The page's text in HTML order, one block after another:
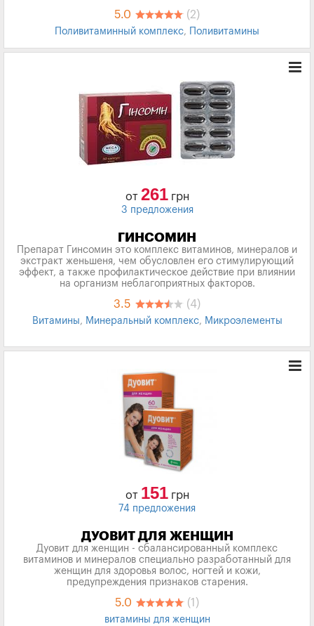
5.0 (2)
Поливитаминный комплекс, Поливитамины
от 261грн
3 предложения
ГИНСОМИН
Препарат Гинсомин это комплекс витаминов, минералов и
экстракт женьшеня, чем обусловлен его стимулирующий
эффект, а также профилактическое действие при влиянии
на организм неблагоприятных факторов.
3.5 (4)
Витамины, Минеральный комплекс, Микроэлементы
от 151грн
74 предложения
ДУОВИТ ДЛЯ ЖЕНЩИН
Дуовит для женщин - сбалансированный комплекс
витаминов и минералов специально разработанный для
женщин для здоровья волос, ногтей и кожи,
предупреждения признаков старения.
5.0 (1)
витамины для женщин